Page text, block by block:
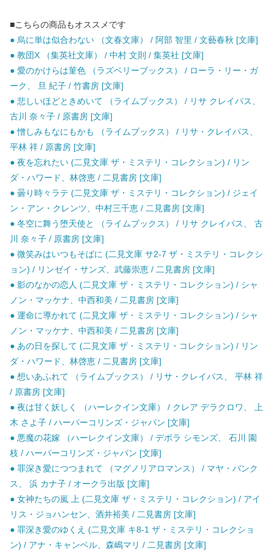
■こちらの商品もオススメです
● 烏に単は似合わない （文春文庫） / 阿部 智里 / 文藝春秋 [文庫]
● 教団X （集英社文庫） / 中村 文則 / 集英社 [文庫]
● 愛のかけらは菫色 （ラズベリーブックス） / ローラ・リー・ガ
ーク、 旦 紀子 / 竹書房 [文庫]
● 悲しいほどときめいて （ライムブックス） / リサ クレイパス、
古川 奈々子 / 原書房 [文庫]
● 憎しみもなにもかも （ライムブックス） / リサ・クレイパス、
平林 祥 / 原書房 [文庫]
● 夜を忘れたい (二見文庫 ザ・ミステリ・コレクション) / リン
ダ・ハワード、林啓恵 / 二見書房 [文庫]
● 曇り時々ラテ (二見文庫 ザ・ミステリ・コレクション) / ジェイ
ン・アン・クレンツ、中村三千恵 / 二見書房 [文庫]
● 冬空に舞う堕天使と （ライムブックス） / リサ クレイパス、 古
川 奈々子 / 原書房 [文庫]
● 微笑みはいつもそばに (二見文庫 サ2-7 ザ・ミステリ・コレクシ
ョン) / リンゼイ・サンズ、武藤崇恵 / 二見書房 [文庫]
● 影のなかの恋人 (二見文庫 ザ・ミステリ・コレクション) / シャ
ノン・マッケナ、中西和美 / 二見書房 [文庫]
● 運命に導かれて (二見文庫 ザ・ミステリ・コレクション) / シャ
ノン・マッケナ、中西和美 / 二見書房 [文庫]
● あの日を探して (二見文庫 ザ・ミステリ・コレクション) / リン
ダ・ハワード、林啓恵 / 二見書房 [文庫]
● 想いあふれて （ライムブックス） / リサ・クレイパス、 平林 祥
/ 原書房 [文庫]
● 夜は甘く妖しく （ハーレクイン文庫） / クレア デラクロワ、 上
木 さよ子 / ハーパーコリンズ・ジャパン [文庫]
● 悪魔の花嫁 （ハーレクイン文庫） / デボラ シモンズ、 石川 園
枝 / ハーパーコリンズ・ジャパン [文庫]
● 罪深き愛につつまれて （マグノリアロマンス） / マヤ・バンク
ス、 浜 カナ子 / オークラ出版 [文庫]
● 女神たちの嵐 上 (二見文庫 ザ・ミステリ・コレクション) / アイ
リス・ジョハンセン、酒井裕美 / 二見書房 [文庫]
● 罪深き愛のゆくえ (二見文庫 キ8-1 ザ・ミステリ・コレクショ
ン) / アナ・キャンベル、森嶋マリ / 二見書房 [文庫]